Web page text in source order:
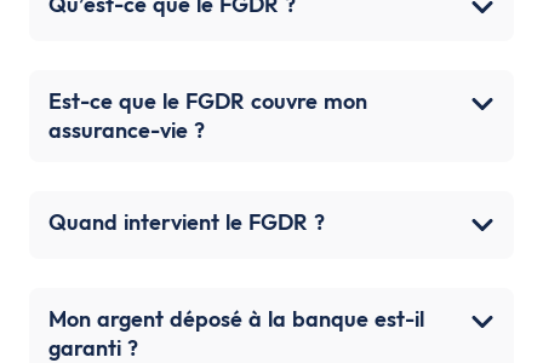
Est-ce que le FGDR couvre mon
assurance-vie ?
Quand intervient le FGDR ?
Mon argent déposé à la banque est-il
garanti ?